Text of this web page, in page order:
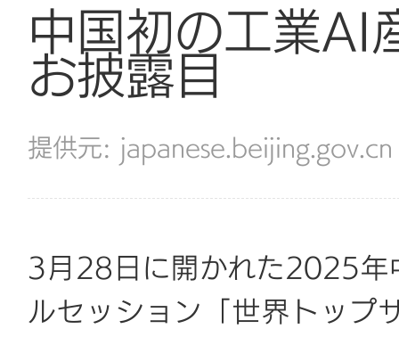
中国初の工業AI
お披露目
japanese.beijing.gov.cn
3月28日に開かれた2025年
ルセッション「世界トップ